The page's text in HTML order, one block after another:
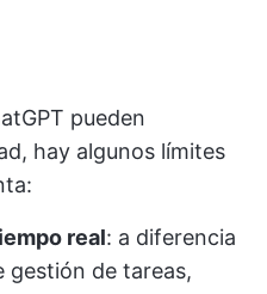
pueden
hay algunos límites
real: a diferencia
gestión de tareas,